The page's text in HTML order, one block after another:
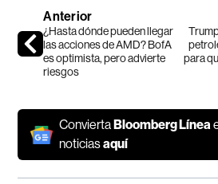
Anterior
¿Hasta dónde pueden llegar
las acciones de AMD? BofA
es optimista, pero advierte
riesgos
para
Convierta Bloomberg Línea
noticiasaquí